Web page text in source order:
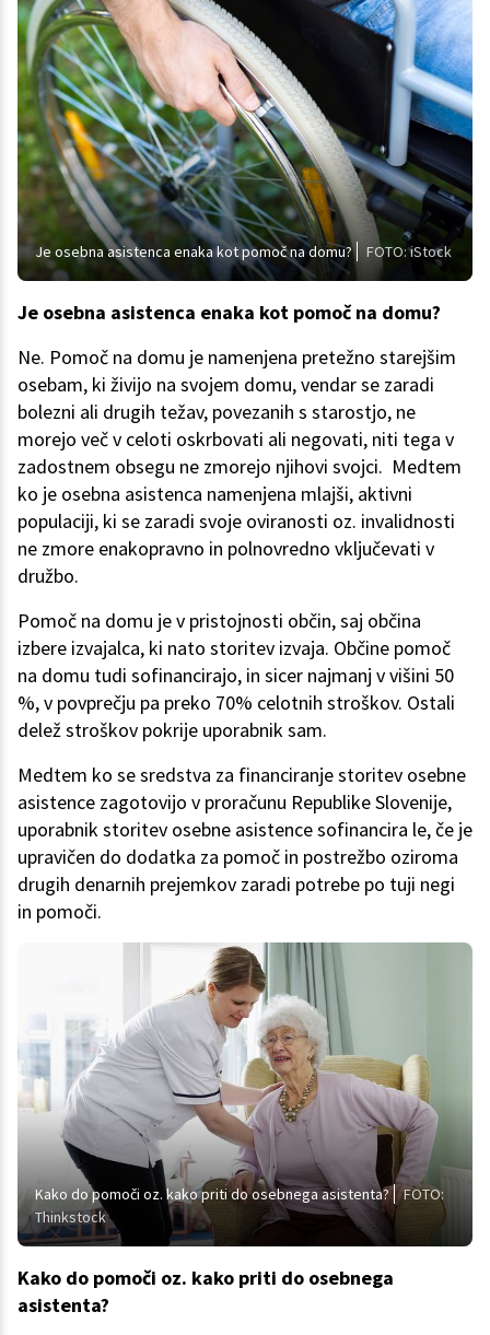
Je osebna asistenca enaka kot pomoč na domu? FOTO: iStock
Je osebna asistenca enaka kot pomoč na domu?
Ne. Pomoč na domu je namenjena pretežno starejšim
osebam, ki živijo na svojem domu, vendar se zaradi
bolezni ali drugih težav, povezanih s starostjo, ne
morejo več v celoti oskrbovati ali negovati, niti tega v
zadostnem obsegu ne zmorejo njihovi svojci. Medtem
ko je osebna asistenca namenjena mlajši, aktivni
populaciji, ki se zaradi svoje oviranosti oz. invalidnosti
ne zmore enakopravno in polnovredno vključevati v
družbo.
Pomoč na domu je v pristojnosti občin, saj občina
izbere izvajalca, ki nato storitev izvaja. Občine pomoč
na domu tudi sofinancirajo, in sicer najmanj v višini 50
%, v povprečju pa preko 70% celotnih stroškov. Ostali
delež stroškov pokrije uporabnik sam.
Medtem ko se sredstva za financiranje storitev osebne
asistence zagotovijo v proračunu Republike Slovenije,
uporabnik storitev osebne asistence sofinancira le, če je
upravičen do dodatka za pomoč in postrežbo oziroma
drugih denarnih prejemkov zaradi potrebe po tuji negi
in pomoči.
Kako do pomoči oz. kako priti do osebnega asistenta?
FOTO:
Thinkstock
Kako do pomoči oz. kako priti do osebnega
asistenta?